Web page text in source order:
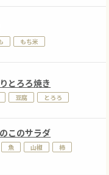
もち米
とろろ焼き
豆腐 とろろ
このサラダ
魚 山椒
柿